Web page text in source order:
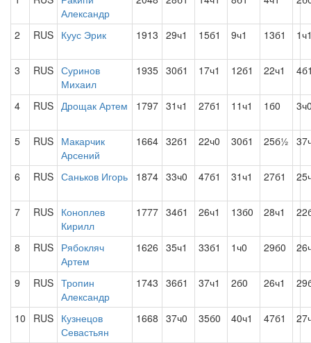
Александр
2 RUS Куус Эрик 1913 29ч1 15б1 9ч1 13б1
3 RUS Суринов
Михаил
1935 30б1 17ч1 12б1 22ч1
4 RUS Дрощак Артем 1797 31ч1 27б1 11ч1 1б0
5 RUS Макарчик
Арсений
1664 32б1 22ч0 30б1 25б½
6 RUS Саньков Игорь 1874 33ч0 47б1 31ч1 27б1
7 RUS Коноплев
Кирилл
1777 34б1 26ч1 13б0 28ч1
8 RUS Рябокляч
Артем
1626 35ч1 33б1 1ч0 29б0
9 RUS Тропин
Александр
1743 36б1 37ч1 2б0 26ч1
10 RUS Кузнецов
Севастьян
1668 37ч0 35б0 40ч1 47б1